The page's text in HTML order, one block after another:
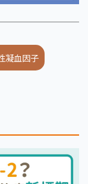
凝血因子